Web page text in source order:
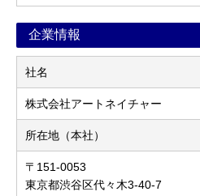
企業情報
社名
株式会社アートネイチャー
所在地（本社）
〒151-0053
東京都渋谷区代々木3-40-7